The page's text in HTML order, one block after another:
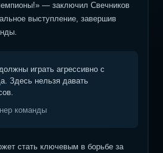
— заключил Свечников
выступление, завершив
играть агрессивно с
Здесь нельзя давать
команды
стать ключевым в борьбе за